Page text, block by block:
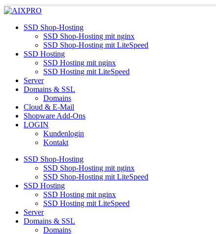
SSD Shop-Hosting
SSD Shop-Hosting mit nginx
SSD Shop-Hosting mit LiteSpeed
SSD Hosting
SSD Hosting mit nginx
SSD Hosting mit LiteSpeed
Server
Domains & SSL
Domains
Cloud & E-Mail
Shopware Add-Ons
LOGIN
Kundenlogin
Kontakt
SSD Shop-Hosting
SSD Shop-Hosting mit nginx
SSD Shop-Hosting mit LiteSpeed
SSD Hosting
SSD Hosting mit nginx
SSD Hosting mit LiteSpeed
Server
Domains & SSL
Domains
Datenschutzerklärung Einverstanden